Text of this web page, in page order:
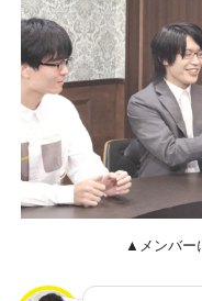
▲メンバー